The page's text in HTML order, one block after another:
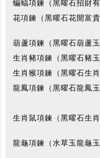
蝙蝠項鍊（黑曜石招財
花項鍊（黑曜石花開富
葫蘆項鍊（黑曜石葫蘆玉
生肖豬項鍊（黑曜石豬玉
生肖猴項鍊（黑曜石生
龍鳳項鍊（黑曜石龍鳳玉
生肖鼠項鍊（黑曜石生
龍龜項鍊（水草玉龍龜玉